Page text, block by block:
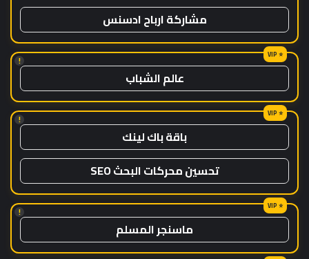
مشاركة ارباح ادسنس
!
عالم الشباب
!
باقة باك لينك
تحسين محركات البحث SEO
!
ماسنجر المسلم